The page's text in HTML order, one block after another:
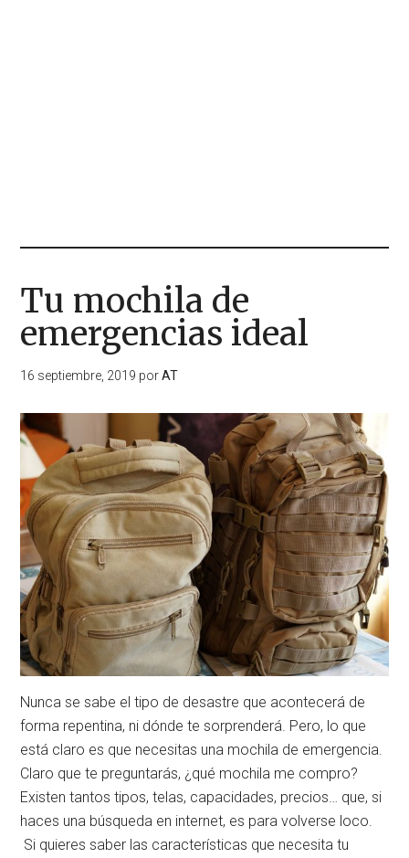
Tu mochila de
emergencias ideal
16 septiembre, 2019 porAT
Nunca se sabe el tipo de desastre que acontecerá de
forma repentina, ni dónde te sorprenderá. Pero, lo que
está claro es que necesitas una mochila de emergencia.
Claro que te preguntarás, ¿qué mochila me compro?
Existen tantos tipos, telas, capacidades, precios… que, si
haces una búsqueda en internet, es para volverse loco.
Si quieres saber las características que necesita tu